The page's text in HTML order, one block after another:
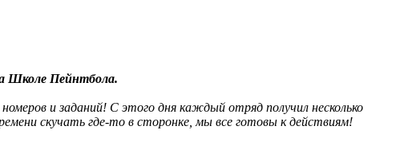
Школе Пейнтбола.
и заданий! С этого дня каждый отряд получил несколько
скучать где-то в сторонке, мы все готовы к действиям!